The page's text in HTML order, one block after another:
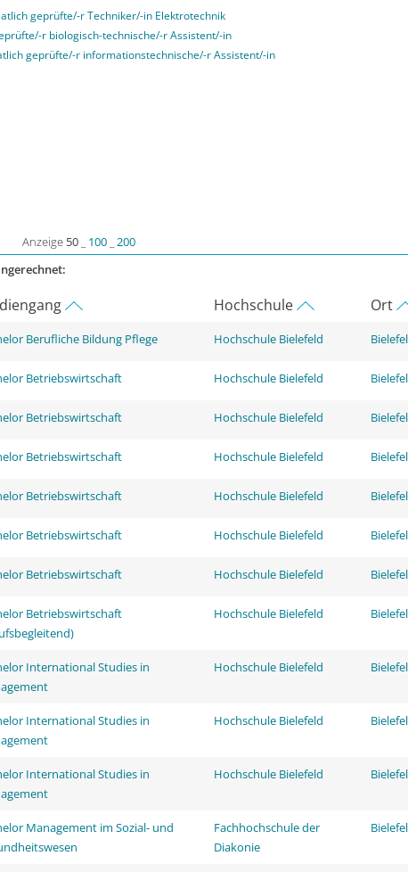
geprüfte/-r Techniker/-in Elektrotechnik
r biologisch-technische/-r Assistent/-in
geprüfte/-r informationstechnische/-r Assistent/-in
Anzeige 50 100 200
Hochschule Ort
Berufliche Bildung Pflege Hochschule Bielefeld
Betriebswirtschaft Hochschule Bielefeld
Betriebswirtschaft Hochschule Bielefeld
Betriebswirtschaft Hochschule Bielefeld
Betriebswirtschaft Hochschule Bielefeld
Betriebswirtschaft Hochschule Bielefeld
Betriebswirtschaft Hochschule Bielefeld
Betriebswirtschaft
Hochschule Bielefeld
International Studies in
Hochschule Bielefeld
International Studies in
Hochschule Bielefeld
International Studies in
Hochschule Bielefeld
Management im Sozial- und
Fachhochschule der
Diakonie